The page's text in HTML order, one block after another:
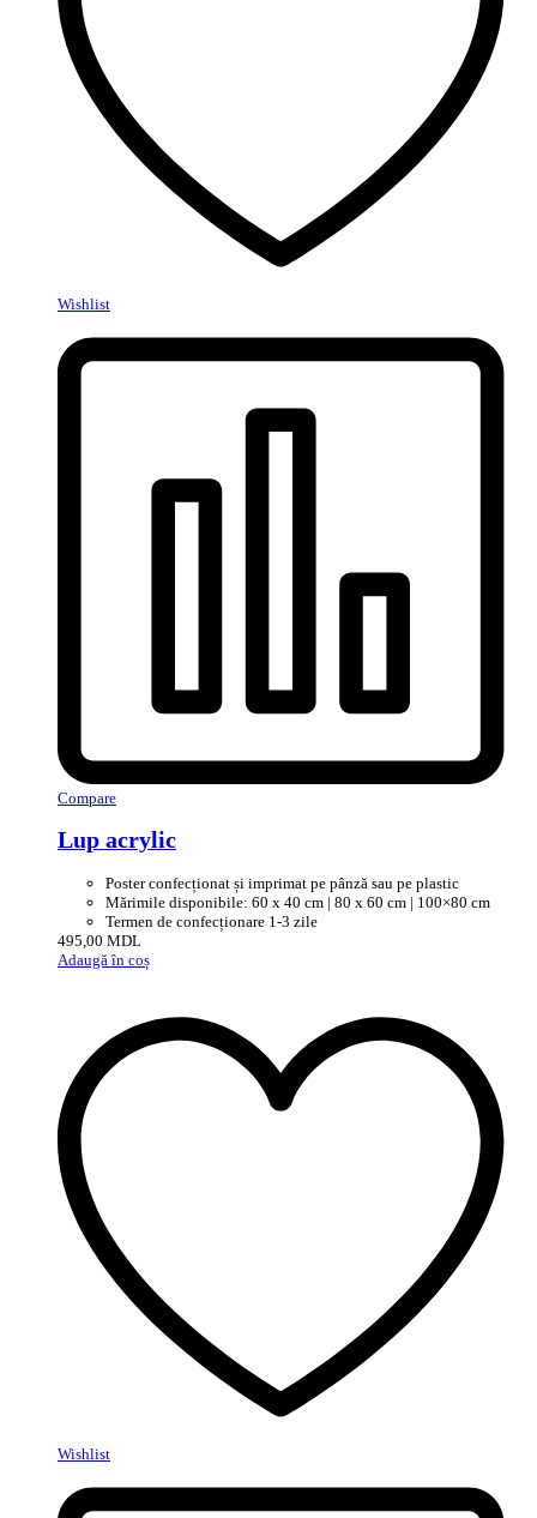
Wishlist
Compare
Lup acrylic
Poster confecționat și imprimat pe pânză sau pe plastic
Mărimile disponibile: 60 x 40 cm | 80 x 60 cm | 100×80 cm
Termen de confecționare 1-3 zile
495,00 MDL
Adaugă în coș
Wishlist